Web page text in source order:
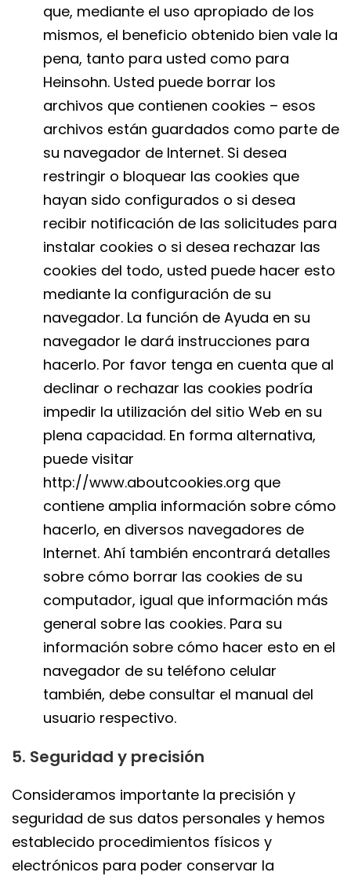
que, mediante el uso apropiado de los
mismos, el beneficio obtenido bien vale la
pena, tanto para usted como para
Heinsohn. Usted puede borrar los
archivos que contienen cookies – esos
archivos están guardados como parte de
su navegador de Internet. Si desea
restringir o bloquear las cookies que
hayan sido configurados o si desea
recibir notificación de las solicitudes para
instalar cookies o si desea rechazar las
cookies del todo, usted puede hacer esto
mediante la configuración de su
navegador. La función de Ayuda en su
navegador le dará instrucciones para
hacerlo. Por favor tenga en cuenta que al
declinar o rechazar las cookies podría
impedir la utilización del sitio Web en su
plena capacidad. En forma alternativa,
puede visitar
http://www.aboutcookies.org que
contiene amplia información sobre cómo
hacerlo, en diversos navegadores de
Internet. Ahí también encontrará detalles
sobre cómo borrar las cookies de su
computador, igual que información más
general sobre las cookies. Para su
información sobre cómo hacer esto en el
navegador de su teléfono celular
también, debe consultar el manual del
usuario respectivo.
5. Seguridad y precisión
Consideramos importante la precisión y
seguridad de sus datos personales y hemos
establecido procedimientos físicos y
electrónicos para poder conservar la